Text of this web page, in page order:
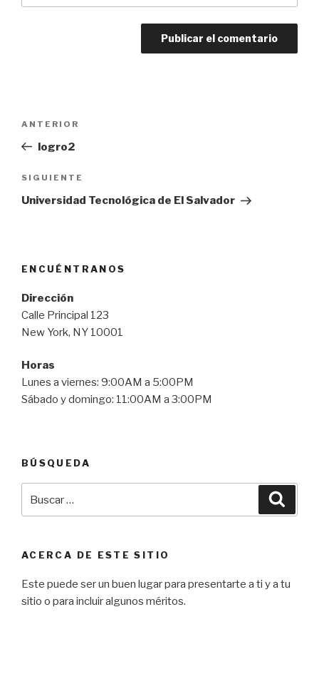
entradas
Entrada
anterior:
ANTERIOR
logro2
Siguiente
entrada
SIGUIENTE
Universidad Tecnológica de El Salvador
ENCUÉNTRANOS
Dirección
Calle Principal 123
New York, NY 10001
Horas
Lunes a viernes: 9:00AM a 5:00PM
Sábado y domingo: 11:00AM a 3:00PM
BÚSQUEDA
por:
ACERCA DE ESTE SITIO
Este puede ser un buen lugar para presentarte a ti y a tu
sitio o para incluir algunos méritos.